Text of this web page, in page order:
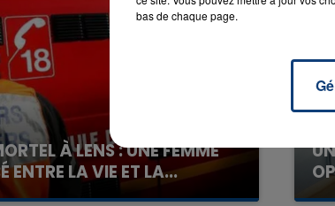
À LENS : UNE FEMME
ENTRE LA VIE ET LA...
immolé par le feu après avoir
La
bas de chaque page.